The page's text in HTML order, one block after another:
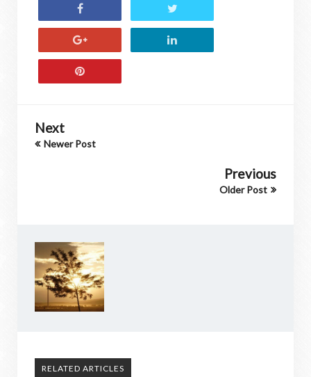
Next
Newer Post
Previous
Older Post
RELATED ARTICLES